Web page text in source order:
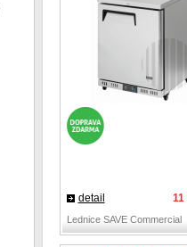
11
detail
Lednice SAVE Commercial